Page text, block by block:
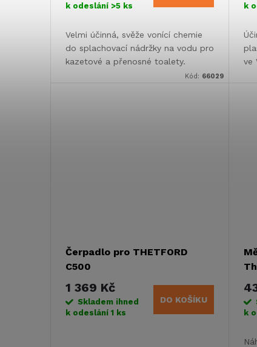
k odeslání >5 ks
Velmi účinná, svěže vonící chemie
do splachovací nádržky na vodu pro
kazetové a přenosné toalety.
Kód: 66029
k
ve
Čerpadlo pro THETFORD
C500
1 369 Kč
Skladem ihned
k odeslání 1 ks
DO KOŠÍKU
k